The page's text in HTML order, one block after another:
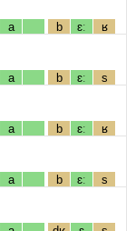
a b ɛː ʁ
a b ɛː s
a b ɛː ʁ
a b ɛː s